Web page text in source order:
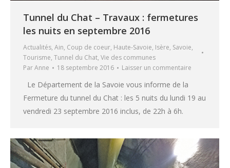
Tunnel du Chat – Travaux : fermetures
les nuits en septembre 2016
Actualités, Ain, Coup de coeur, Haute-Savoie, Isère, Savoie,
Tourisme, Tunnel du Chat, Vie des communes
ParAnne 18 septembre 2016 Laisser un commentaire
Le Département de la Savoie vous informe de la
Fermeture du tunnel du Chat : les 5 nuits du lundi 19 au
vendredi 23 septembre 2016 inclus, de 22h à 6h.